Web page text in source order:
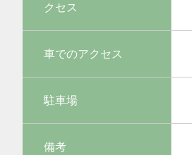
クセス
車でのアクセス
駐車場
備考